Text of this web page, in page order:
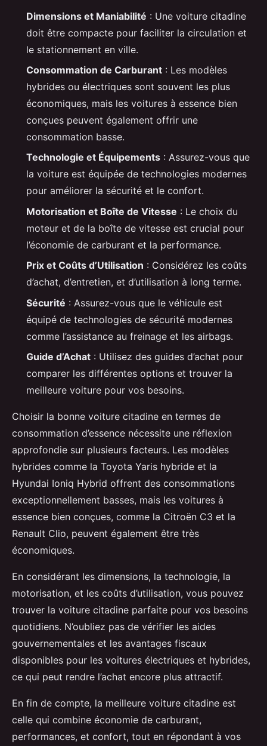
Dimensions et Maniabilité : Une voiture citadine
doit être compacte pour faciliter la circulation et
le stationnement en ville.
Consommation de Carburant : Les modèles
hybrides ou électriques sont souvent les plus
économiques, mais les voitures à essence bien
conçues peuvent également offrir une
consommation basse.
Technologie et Équipements : Assurez-vous que
la voiture est équipée de technologies modernes
pour améliorer la sécurité et le confort.
Motorisation et Boîte de Vitesse : Le choix du
moteur et de la boîte de vitesse est crucial pour
l’économie de carburant et la performance.
Prix et Coûts d’Utilisation : Considérez les coûts
d’achat, d’entretien, et d’utilisation à long terme.
Sécurité : Assurez-vous que le véhicule est
équipé de technologies de sécurité modernes
comme l’assistance au freinage et les airbags.
Guide d’Achat : Utilisez des guides d’achat pour
comparer les différentes options et trouver la
meilleure voiture pour vos besoins.
Choisir la bonne voiture citadine en termes de
consommation d’essence nécessite une réflexion
approfondie sur plusieurs facteurs. Les modèles
hybrides comme la Toyota Yaris hybride et la
Hyundai Ioniq Hybrid offrent des consommations
exceptionnellement basses, mais les voitures à
essence bien conçues, comme la Citroën C3 et la
Renault Clio, peuvent également être très
économiques.
En considérant les dimensions, la technologie, la
motorisation, et les coûts d’utilisation, vous pouvez
trouver la voiture citadine parfaite pour vos besoins
quotidiens. N’oubliez pas de vérifier les aides
gouvernementales et les avantages fiscaux
disponibles pour les voitures électriques et hybrides,
ce qui peut rendre l’achat encore plus attractif.
En fin de compte, la meilleure voiture citadine est
celle qui combine économie de carburant,
performances, et confort, tout en répondant à vos